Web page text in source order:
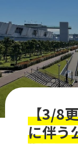
【3/8
に伴う